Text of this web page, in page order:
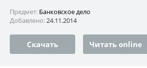
Предмет: Банковское дело
Добавлено:24.11.2014
Скачать Читать online